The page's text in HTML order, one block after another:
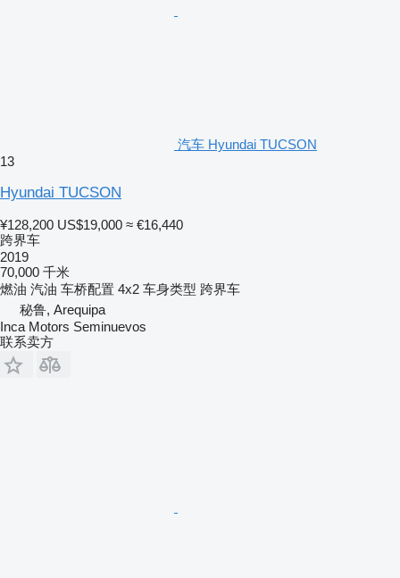
汽车 Hyundai TUCSON
13
Hyundai TUCSON
¥128,200 US$19,000 ≈ €16,440
跨界车
2019
70,000 千米
燃油 汽油 车桥配置 4x2 车身类型 跨界车
秘鲁, Arequipa
Inca Motors Seminuevos
联系卖方